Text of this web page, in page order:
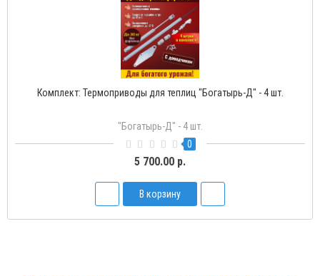
Комплект: Термоприводы для теплиц "Богатырь-Д" - 4 шт.
"Богатырь-Д" - 4 шт.
0
5 700.00 р.
В корзину